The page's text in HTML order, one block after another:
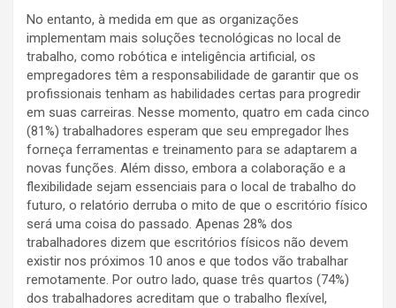
No entanto, à medida em que as organizações
implementam mais soluções tecnológicas no local de
trabalho, como robótica e inteligência artificial, os
empregadores têm a responsabilidade de garantir que os
profissionais tenham as habilidades certas para progredir
em suas carreiras. Nesse momento, quatro em cada cinco
(81%) trabalhadores esperam que seu empregador lhes
forneça ferramentas e treinamento para se adaptarem a
novas funções. Além disso, embora a colaboração e a
flexibilidade sejam essenciais para o local de trabalho do
futuro, o relatório derruba o mito de que o escritório físico
será uma coisa do passado. Apenas 28% dos
trabalhadores dizem que escritórios físicos não devem
existir nos próximos 10 anos e que todos vão trabalhar
remotamente. Por outro lado, quase três quartos (74%)
dos trabalhadores acreditam que o trabalho flexível,